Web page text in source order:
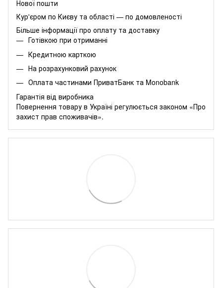
Нової пошти
Кур'єром по Києву та області — по домовленості
Більше інформації про оплату та доставку
Готівкою при отриманні
Кредитною карткою
На розрахунковий рахунок
Оплата частинами ПриватБанк та Monobank
Гарантія від виробника
Повернення товару в Україні регулюється законом «Про
захист прав споживачів».